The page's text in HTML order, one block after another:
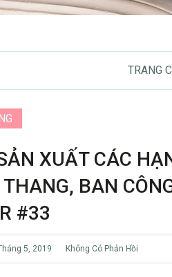
TRANG
XUẤT CÁC
BAN
#33
5, 2019 Không Có Phản Hồi